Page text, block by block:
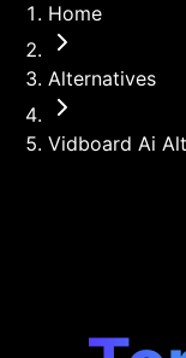
Home
Alternatives
Vidboard Ai